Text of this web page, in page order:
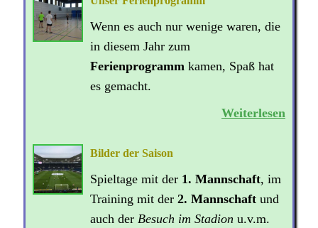
Wenn es auch nur wenige waren, die
in diesem Jahr zum
Ferienprogramm kamen, Spaß hat
es gemacht.
Weiterlesen
Bilder der Saison
Spieltage mit der 1. Mannschaft, im
Training mit der2. Mannschaftund
auch derBesuch im Stadionu.v.m.